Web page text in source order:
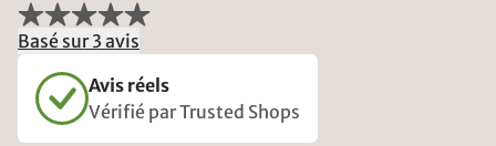
Basé sur 3 avis
Avis réels
Vérifié par Trusted Shops